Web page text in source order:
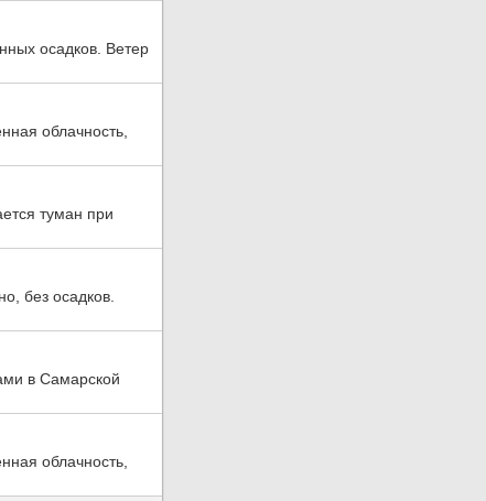
осадков. Ветер
облачность,
туман при
без осадков.
в Самарской
облачность,